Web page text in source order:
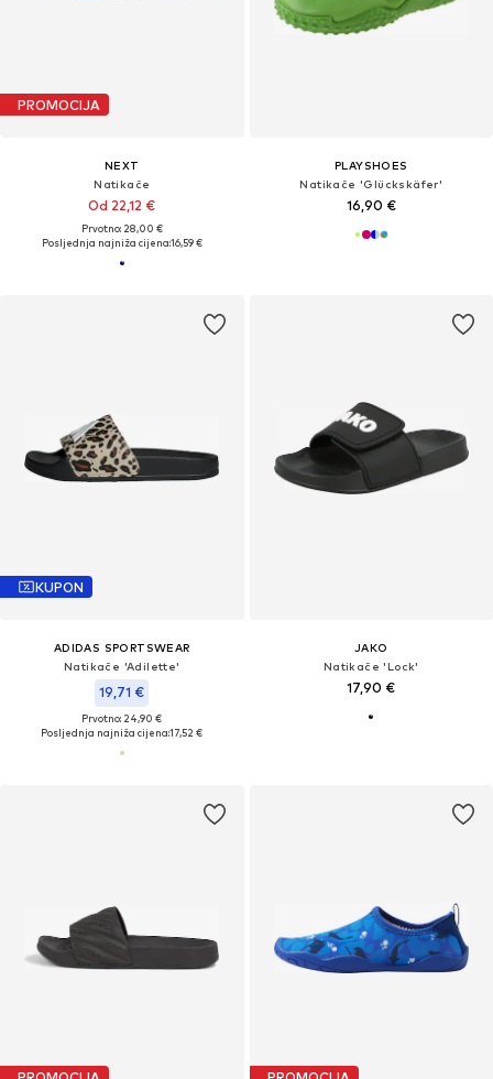
PROMOCIJA
NEXT
Natikače
Od 22,12 €
Prvotno: 28,00 €
Posljednja najniža cijena:16,59 €
PLAYSHOES
Natikače 'Glückskäfer'
16,90 €
KUPON
ADIDAS SPORTSWEAR
Natikače 'Adilette'
19,71 €
Prvotno: 24,90 €
Posljednja najniža cijena:17,52 €
JAKO
Natikače 'Lock'
17,90 €